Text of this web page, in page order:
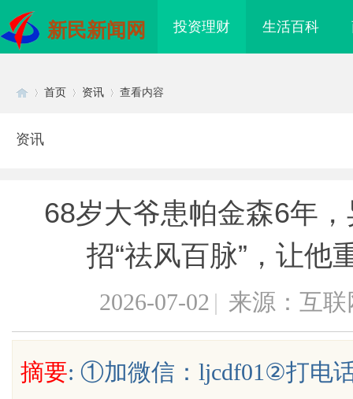
新民新闻网 投资理财 生活百科
首页 资讯 查看内容
资讯
68岁大爷患帕金森6年
招“祛风百脉”，让他
2026-07-02 | 来源：互联
摘要: ①加微信：ljcdf01②打电
与高潜力车型介绍